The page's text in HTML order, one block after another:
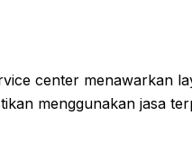
center menawarkan
menggunakan jasa